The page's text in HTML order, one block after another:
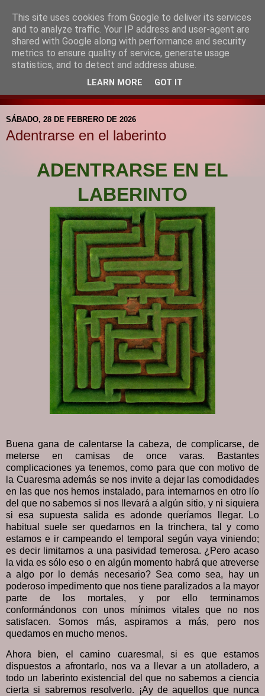
Blog de la Pastoral del
Colegio Santa Mª de la
Providencia
SÁBADO, 28 DE FEBRERO DE 2026
Adentrarse en el laberinto
ADENTRARSE EN EL
LABERINTO
Buena gana de calentarse la cabeza, de complicarse, de
meterse en camisas de once varas. Bastantes
complicaciones ya tenemos, como para que con motivo de
la Cuaresma además se nos invite a dejar las comodidades
en las que nos hemos instalado, para internarnos en otro lío
del que no sabemos si nos llevará a algún sitio, y ni siquiera
si esa supuesta salida es adonde queríamos llegar. Lo
habitual suele ser quedarnos en la trinchera, tal y como
estamos e ir campeando el temporal según vaya viniendo;
es decir limitarnos a una pasividad temerosa. ¿Pero acaso
la vida es sólo eso o en algún momento habrá que atreverse
a algo por lo demás necesario? Sea como sea, hay un
poderoso impedimento que nos tiene paralizados a la mayor
parte de los mortales, y por ello terminamos
conformándonos con unos mínimos vitales que no nos
satisfacen. Somos más, aspiramos a más, pero nos
quedamos en mucho menos.
Ahora bien, el camino cuaresmal, si es que estamos
dispuestos a afrontarlo, nos va a llevar a un atolladero, a
todo un laberinto existencial del que no sabemos a ciencia
cierta si sabremos resolverlo. ¡Ay de aquellos que nunca
This site uses cookies from Google to deliver its services
and to analyze traffic. Your IP address and user-agent are
shared with Google along with performance and security
metrics to ensure quality of service, generate usage
statistics, and to detect and address abuse.
LEARN MORE GOT IT